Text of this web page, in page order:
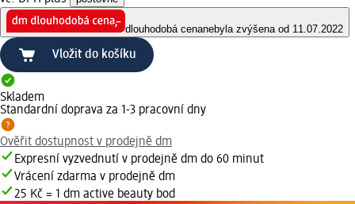
dlouhodobá cenanebyla zvýšena od 11.07.2022
Vložit do košíku
Skladem
Standardní doprava za 1-3 pracovní dny
Ověřit dostupnost v prodejně dm
Expresní vyzvednutí v prodejně dm do 60 minut
Vrácení zdarma v prodejně dm
25 Kč = 1 dm active beauty bod